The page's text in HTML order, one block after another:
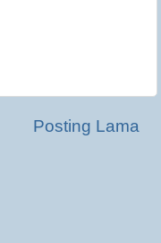
Posting Lama